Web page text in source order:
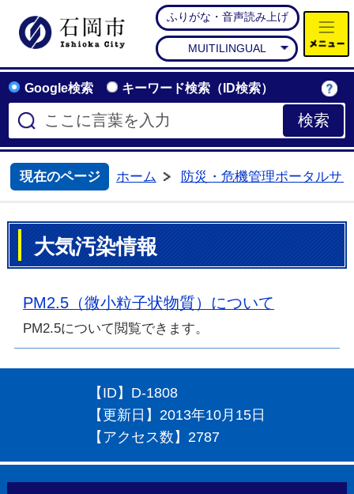
石岡市公式ホームページ
ふりがな・音声読み上げ
MUITILINGUAL
Google検索 キーワード検索（ID検索）
現在のページ
ホーム
防災・危機管理ポータルサ
大気汚染情報
PM2.5（微小粒子状物質）について
PM2.5について閲覧できます。
【ID】 D-1808
【更新日】 2013年10月15日
【アクセス数】 2787